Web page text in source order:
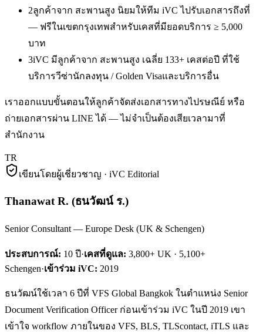
2ลูกค้าจาก สะพานสูง นิยมให้ทีม iVC ไปรับเอกสารถึงที่
— ฟรีในเขตกรุงเทพสำหรับเคสที่มียอดบริการ ≥ 5,000
บาท
3iVC มีลูกค้าจาก สะพานสูง เฉลี่ย 133+ เคสต่อปี ที่ใช้
บริการวีซ่านักลงทุน / Golden Visaและบริการอื่น
เราออกแบบขั้นตอนให้ลูกค้าจัดส่งเอกสารทางไปรษณีย์ หรือ
ถ่ายเอกสารผ่าน LINE ได้ — ไม่จำเป็นต้องเสียเวลามาที่
สำนักงาน
TR
เขียนโดยผู้เชี่ยวชาญ · iVC Editorial
Thanawat R. (ธนวัฒน์ ร.)
Senior Consultant — Europe Desk (UK & Schengen)
ประสบการณ์: 10 ปี·เคสที่ดูแล: 3,800+ UK · 5,100+
Schengen·เข้าร่วม iVC: 2019
ธนวัฒน์ใช้เวลา 6 ปีที่ VFS Global Bangkok ในตำแหน่ง Senior
Document Verification Officer ก่อนเข้าร่วม iVC ในปี 2019 เขา
เข้าใจ workflow ภายในของ VFS, BLS, TLScontact, iTLS และ